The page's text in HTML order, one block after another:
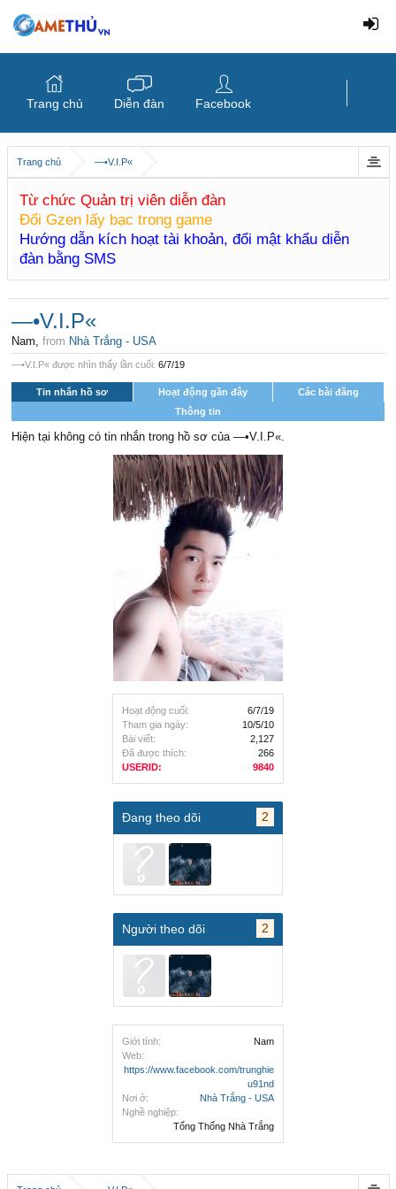
Trang chủ —•V.I.P«
Từ chức Quản trị viên diễn đàn
Đổi Gzen lấy bạc trong game
Hướng dẫn kích hoạt tài khoản, đổi mật khẩu diễn
đàn bằng SMS
Hoạt động cuối:
6/7/19
Tham gia ngày:
10/5/10
Bài viết:
2,127
Đã được thích:
266
USERID:
9840
Đang theo dõi 2
Người theo dõi 2
Giới tính:
Nam
Web:
https://www.facebook.com/trunghie
u91nd
Nơi ở:
Nhà Trắng - USA
Nghề nghiệp:
Tổng Thống Nhà Trắng
—•V.I.P«
Nam, from Nhà Trắng - USA
—•V.I.P« được nhìn thấy lần cuối: 6/7/19
Tin nhắn hồ sơ Hoạt động gần đây
Các bài đăng
Thông tin
Hiện tại không có tin nhắn trong hồ sơ của —•V.I.P«.
Trang chủ Diễn đàn Facebook